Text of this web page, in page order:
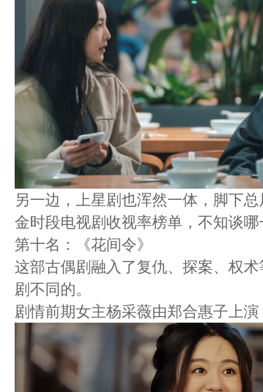
另一边，上星剧也浑然一体，脚下
金时段电视剧收视率榜单，不知谈
第十名：《花间令》
这部古偶剧融入了复仇、探案、权
剧不同的。
剧情前期女主杨采薇由郑合惠子上